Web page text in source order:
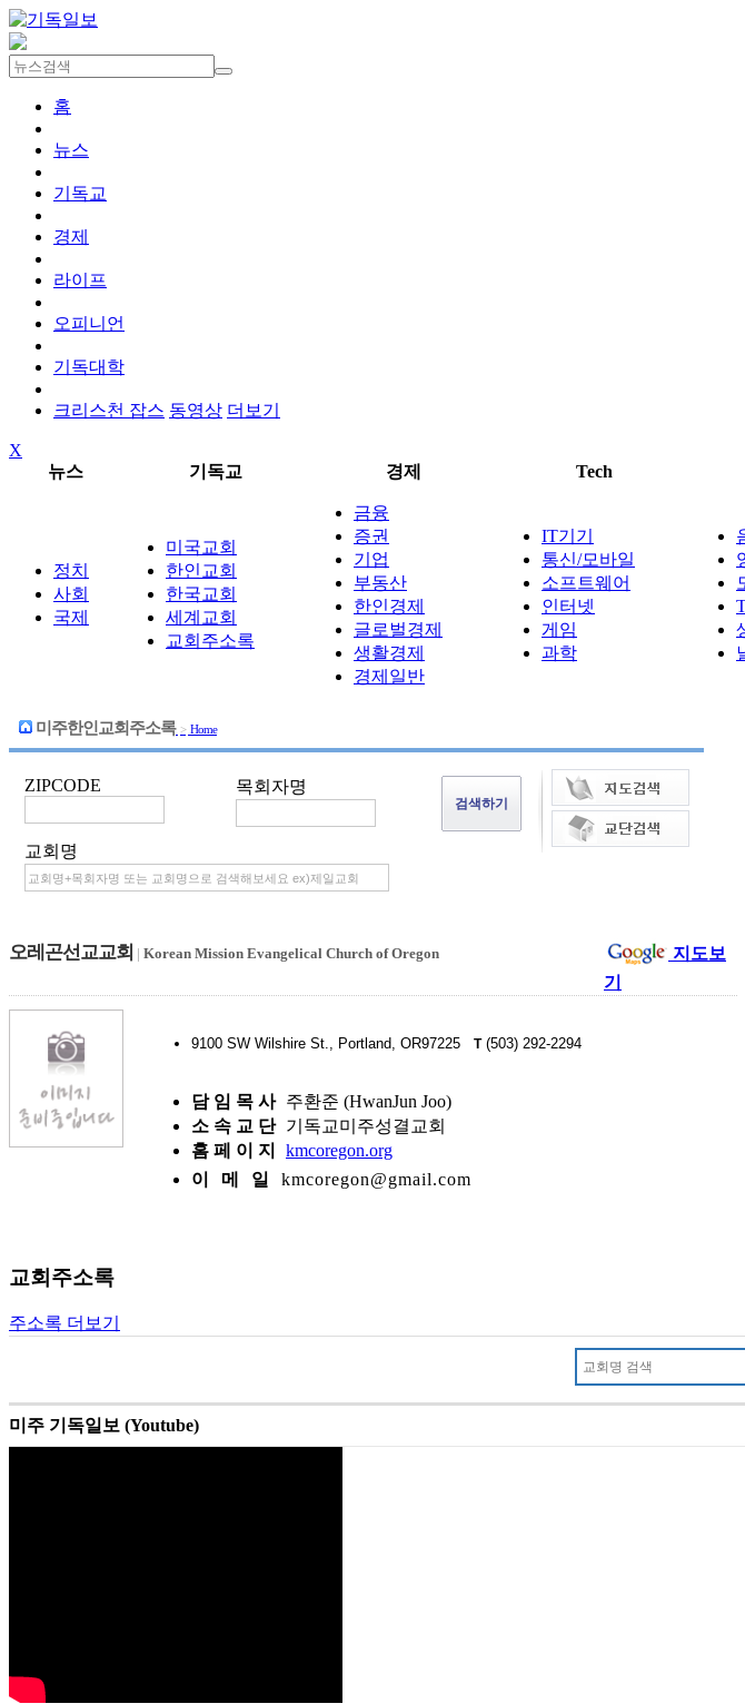
홈
뉴스
기독교
경제
라이프
오피니언
기독대학
크리스천 잡스 동영상 더보기
X
뉴스
기독교 경제 Tech
정치
사회
국제
미국교회
한인교회
한국교회
세계교회
교회주소록
금융
증권
기업
부동산
한인경제
글로벌경제
생활경제
경제일반
IT기기
통신/모바일
소프트웨어
인터넷
게임
과학
미주한인교회주소록 > Home
ZIPCODE 목회자명
교회명
오레곤선교교회 | Korean Mission Evangelical Church of Oregon
지도보
기
9100 SW Wilshire St., Portland, OR97225 T(503) 292-2294
담 임 목 사 주환준 (HwanJun Joo)
소 속 교 단 기독교미주성결교회
홈 페 이 지
kmcoregon.org
이 메 일
kmcoregon@gmail.com
교회주소록
주소록 더보기
미주 기독일보 (Youtube)